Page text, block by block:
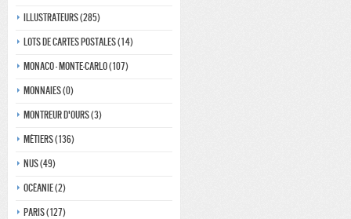
Illustrateurs (285)
Lots de Cartes Postales (14)
Monaco - monte-carlo (107)
Monnaies (0)
Montreur d'ours (3)
Métiers (136)
Nus (49)
Océanie (2)
Paris (127)